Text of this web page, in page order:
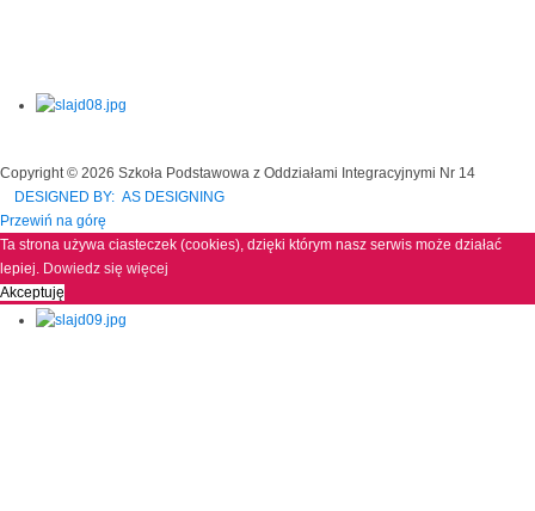
Copyright © 2026 Szkoła Podstawowa z Oddziałami Integracyjnymi Nr 14
DESIGNED BY: AS DESIGNING
Przewiń na górę
Ta strona używa ciasteczek (cookies), dzięki którym nasz serwis może działać
lepiej. Dowiedz się więcej
Akceptuję